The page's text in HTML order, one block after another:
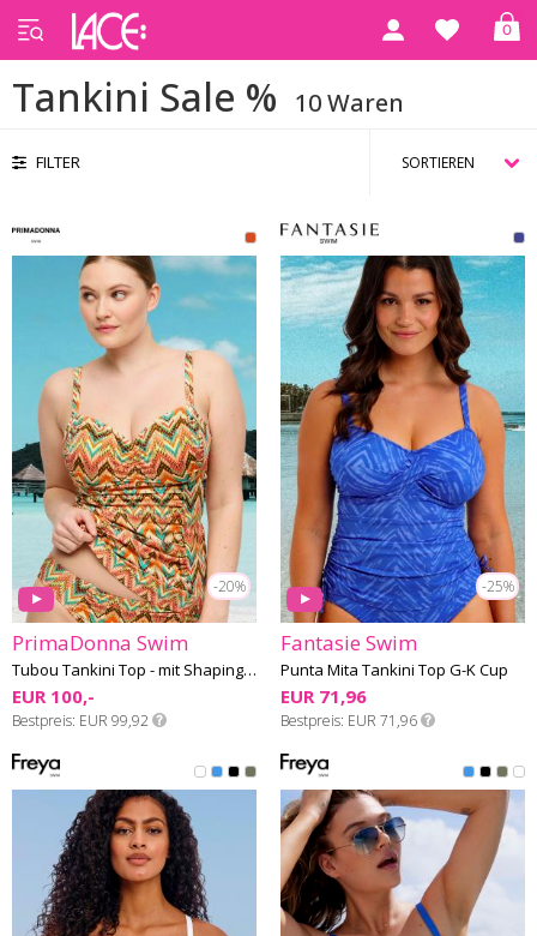
0
Startseite Tankini
Tankini Sale % 10 Waren
FILTER
-20%
PrimaDonna Swim
Tubou Tankini Top - mit Shaping-Effekt - E-G Cup
EUR 100,-
Bestpreis EUR 99,92
-25%
Fantasie Swim
Punta Mita Tankini Top G-K Cup
EUR 71,96
Bestpreis EUR 71,96